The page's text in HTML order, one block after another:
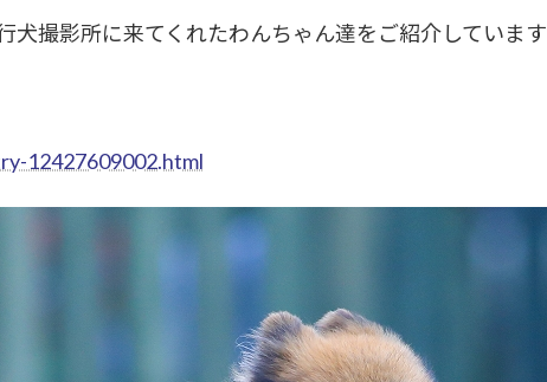
犬撮影所に来てくれたわんちゃん達をご紹介しています
12427609002.html